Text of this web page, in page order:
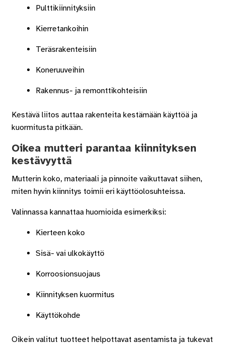
Pulttikiinnityksiin
Kierretankoihin
Teräsrakenteisiin
Koneruuveihin
Rakennus- ja remonttikohteisiin
Kestävä liitos auttaa rakenteita kestämään käyttöä ja
kuormitusta pitkään.
Oikea mutteri parantaa kiinnityksen
kestävyyttä
Mutterin koko, materiaali ja pinnoite vaikuttavat siihen,
miten hyvin kiinnitys toimii eri käyttöolosuhteissa.
Valinnassa kannattaa huomioida esimerkiksi:
Kierteen koko
Sisä- vai ulkokäyttö
Korroosionsuojaus
Kiinnityksen kuormitus
Käyttökohde
Oikein valitut tuotteet helpottavat asentamista ja tukevat